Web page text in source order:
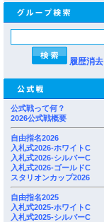
履歴消去
公式戦って何？
2026公式戦概要
自由指名2026
入札式2026-ホワイトC
入札式2026-シルバーC
入札式2026-ゴールドC
スタリオンカップ2026
自由指名2025
入札式2025-ホワイトC
入札式2025-シルバーC